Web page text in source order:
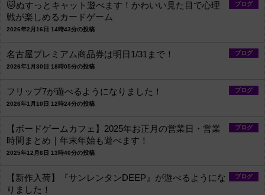
ブログ
🐱ぬすっとキャット遊べます！かわいい見た目で心理
戦が楽しめるカードゲーム
2026年2月16日 14時43分の投稿
ブログ
名古屋プレミアム商品券は明日1/31まで！
2026年1月30日 18時05分の投稿
ブログ
フリップ7が遊べるようになりました！
2026年1月10日 12時24分の投稿
ブログ
【ボードゲームカフェ】2025年お正月の営業日・営業
時間まとめ｜年末年始も遊べます！
2025年12月6日 13時40分の投稿
ブログ
【新作入荷】『サンレンタンDEEP』が遊べるようにな
りました！